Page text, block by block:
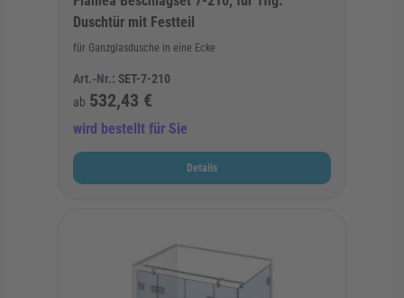
Duschtür mit Festteil
für Ganzglasdusche in eine Ecke
Art.-Nr.: SET-7-210
ab 532,43 €
wird bestellt für Sie
Details